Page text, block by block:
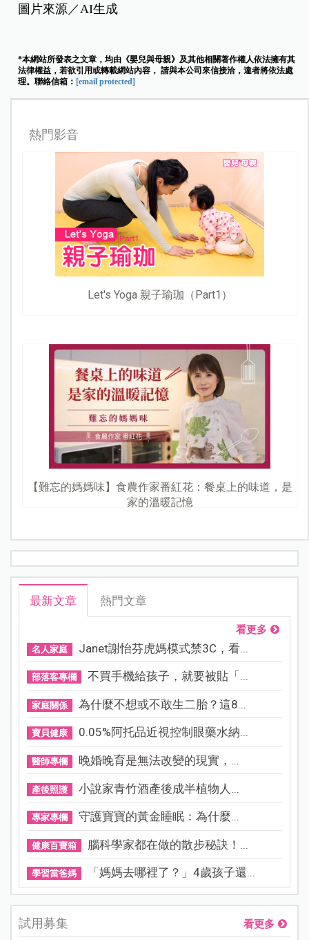
圖片來源／AI生成
*本網站所發表之文章，均由《嬰兒與母親》及其他相關著作權人依法擁有其
法律權益，若欲引用或轉載網站內容， 請與本公司來信接洽，違者將依法處
理。聯絡信箱： [email protected]
熱門影音
Let's Yoga 親子瑜珈（Part1）
【難忘的媽媽味】食農作家番紅花：餐桌上的味道，是
家的溫暖記憶
最新文章 熱門文章
看更多
名人家庭 Janet謝怡芬虎媽模式禁3C，看...
部落客專欄 不買手機給孩子，就要被貼「...
家庭關係 為什麼不想或不敢生二胎？這8...
寶貝健康 0.05%阿托品近視控制眼藥水納...
醫師專欄 晚婚晚育是無法改變的現實，...
產後照護 小說家青竹酒產後成半植物人...
專家專欄 守護寶寶的黃金睡眠：為什麼...
健康百寶箱 腦科學家都在做的散步秘訣！...
學習當爸媽 「媽媽去哪裡了？」4歲孩子還...
試用募集 看更多